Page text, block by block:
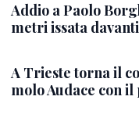
Addio a Paolo
metri issata
A Trieste torna il
molo Audace con